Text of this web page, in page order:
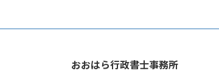
おおはら行政書士事務所